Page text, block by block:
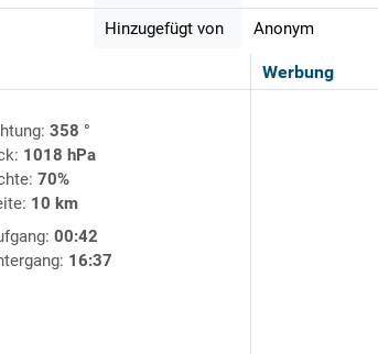
Hinzugefügt von Anonym
Werbung
358 °
1018 hPa
70%
10 km
00:42
16:37